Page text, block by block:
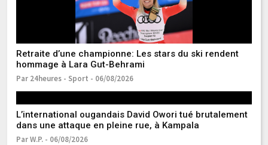
Retraite d’une championne: Les stars du ski rendent
hommage à Lara Gut-Behrami
Par 24heures - Sport - 06/08/2026
L’international ougandais David Owori tué brutalement
dans une attaque en pleine rue, à Kampala
Par W.P. - 06/08/2026